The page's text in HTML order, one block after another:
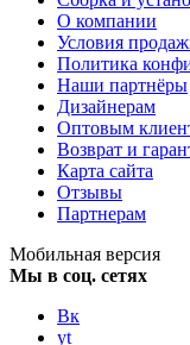
О компании
Условия
Политика
Наши партнёры
Дизайнерам
Оптовым
Возврат и
Карта сайта
Отзывы
Партнерам
Мобильная версия
Мы в соц. сетях
Вк
yt